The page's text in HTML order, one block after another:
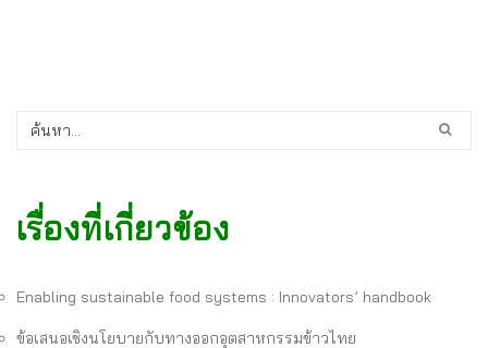
เรื่องที่เกี่ยวข้อง
Enabling sustainable food systems : Innovators’ handbook
ข้อเสนอเชิงนโยบายกับทางออกอุตสาหกรรมข้าวไทย